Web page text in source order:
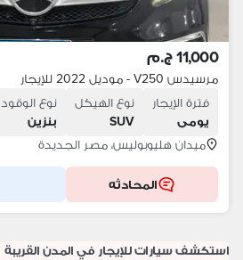
11,000 ج.م
مرسيدس V250 - موديل 2022 للإيجار
فترة الإيجار
يومى
نوع الهيكل
SUV
نوع الوقود
بنزين
ميدان هليوبوليس، مصر الجديدة
المحادثه
استكشف سيارات للإيجار في المدن القريبة